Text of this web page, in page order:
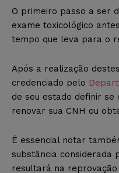
O primeiro passo a ser
exame toxicológico
tempo que leva para o
Após a realização
credenciado pelo
de seu estado definir
renovar sua CNH ou
É essencial notar
substância considerada
resultará na